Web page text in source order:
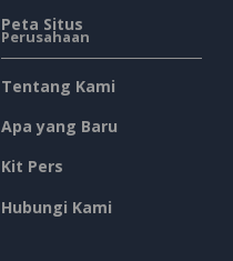
Peta Situs
Perusahaan
Tentang Kami
Apa yang Baru
Kit Pers
Hubungi Kami